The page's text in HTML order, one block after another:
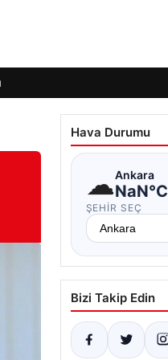
Hava Durumu
☁Ankara
NaN°C
ŞEHIR SEÇ
Bizi Takip Edin